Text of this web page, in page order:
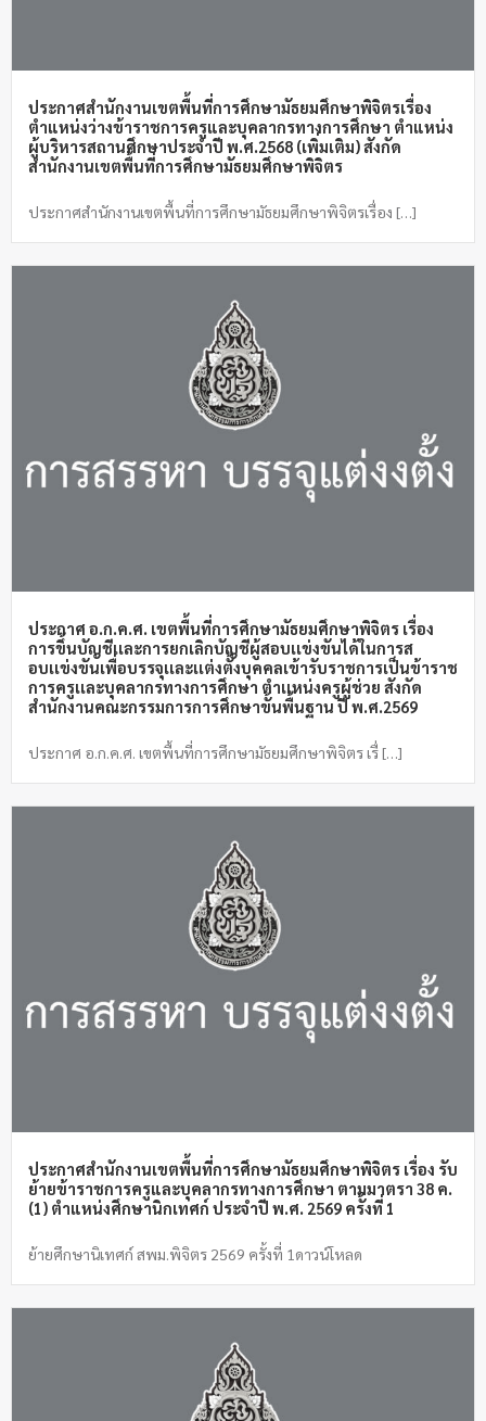
ประกาศสำนักงานเขตพื้นที่การศึกษามัธยมศึกษาพิจิตรเรื่อง
ตำแหน่งว่างข้าราชการครูและบุคลากรทางการศึกษา ตำแหน่ง
ผู้บริหารสถานศึกษาประจำปี พ.ศ.2568 (เพิ่มเติม) สังกัด
สำนักงานเขตพื้นที่การศึกษามัธยมศึกษาพิจิตร
ประกาศสำนักงานเขตพื้นที่การศึกษามัธยมศึกษาพิจิตรเรื่อง […]
ประกาศ อ.ก.ค.ศ. เขตพื้นที่การศึกษามัธยมศึกษาพิจิตร เรื่อง
การขึ้นบัญชีเเละการยกเลิกบัญชีผู้สอบเเข่งขันได้ในการส
อบเเข่งขันเพื่อบรรจุเเละเเต่งตั้งบุคคลเข้ารับราชการเป็นข้าราช
การครูเเละบุคลากรทางการศึกษา ตำเเหน่งครูผู้ช่วย สังกัด
สำนักงานคณะกรรมการการศึกษาขั้นพื้นฐาน ปี พ.ศ.2569
ประกาศ อ.ก.ค.ศ. เขตพื้นที่การศึกษามัธยมศึกษาพิจิตร เรื่ […]
ประกาศสำนักงานเขตพื้นที่การศึกษามัธยมศึกษาพิจิตร เรื่อง รับ
ย้ายข้าราชการครูและบุคลากรทางการศึกษา ตามมาตรา 38 ค.
(1) ตำแหน่งศึกษานิกเทศก์ ประจำปี พ.ศ. 2569 ครั้งที่ 1
ย้ายศึกษานิเทศก์ สพม.พิจิตร 2569 ครั้งที่ 1ดาวน์โหลด